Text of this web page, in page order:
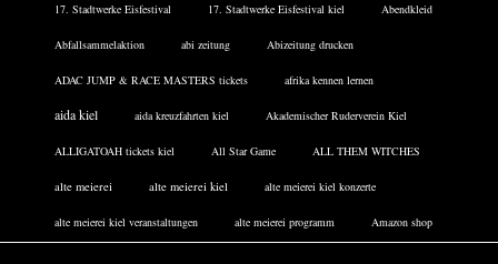
17. Stadtwerke Eisfestival 17. Stadtwerke Eisfestival kiel Abendkleid
Abfallsammelaktion abi zeitung Abizeitung drucken
ADAC JUMP & RACE MASTERS tickets afrika kennen lernen
aida kiel aida kreuzfahrten kiel Akademischer Ruderverein Kiel
ALLIGATOAH tickets kiel All Star Game ALL THEM WITCHES
alte meierei alte meierei kiel alte meierei kiel konzerte
alte meierei kiel veranstaltungen alte meierei programm Amazon shop